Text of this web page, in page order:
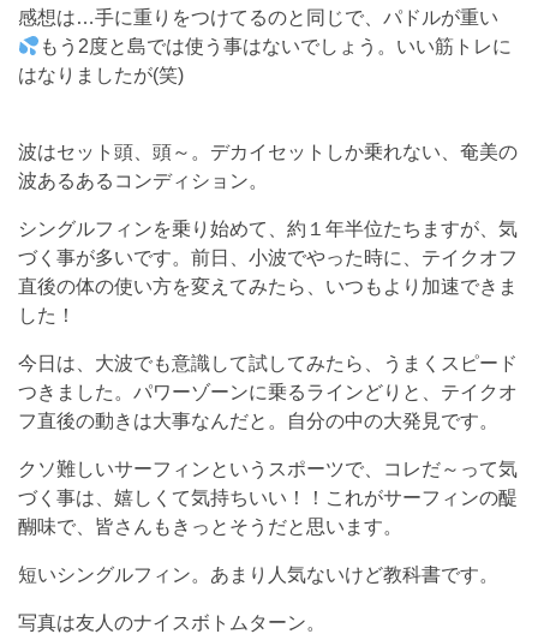
感想は…手に重りをつけてるのと同じで、パドルが重い
もう2度と島では使う事はないでしょう。いい筋トレに
はなりましたが(笑)
波はセット頭、頭～。デカイセットしか乗れない、奄美の
波あるあるコンディション。
シングルフィンを乗り始めて、約１年半位たちますが、気
づく事が多いです。前日、小波でやった時に、テイクオフ
直後の体の使い方を変えてみたら、いつもより加速できま
した！
今日は、大波でも意識して試してみたら、うまくスピード
つきました。パワーゾーンに乗るラインどりと、テイクオ
フ直後の動きは大事なんだと。自分の中の大発見です。
クソ難しいサーフィンというスポーツで、コレだ～って気
づく事は、嬉しくて気持ちいい！！これがサーフィンの醍
醐味で、皆さんもきっとそうだと思います。
短いシングルフィン。あまり人気ないけど教科書です。
写真は友人のナイスボトムターン。